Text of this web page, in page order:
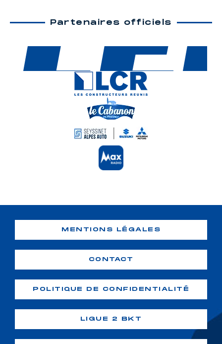
Partenaires officiels
MENTIONS LÉGALES
CONTACT
POLITIQUE DE CONFIDENTIALITÉ
LIGUE 2 BKT